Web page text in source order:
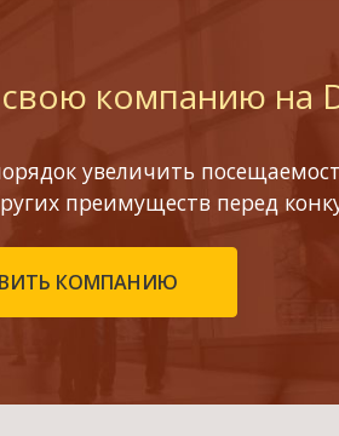
компанию на
увеличить
преимуществ перед
КОМПАНИЮ